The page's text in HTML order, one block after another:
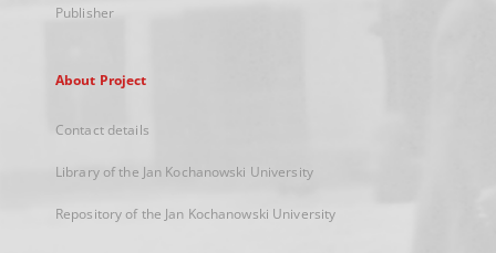
Publisher
About Project
Contact details
Library of the Jan Kochanowski University
Repository of the Jan Kochanowski University